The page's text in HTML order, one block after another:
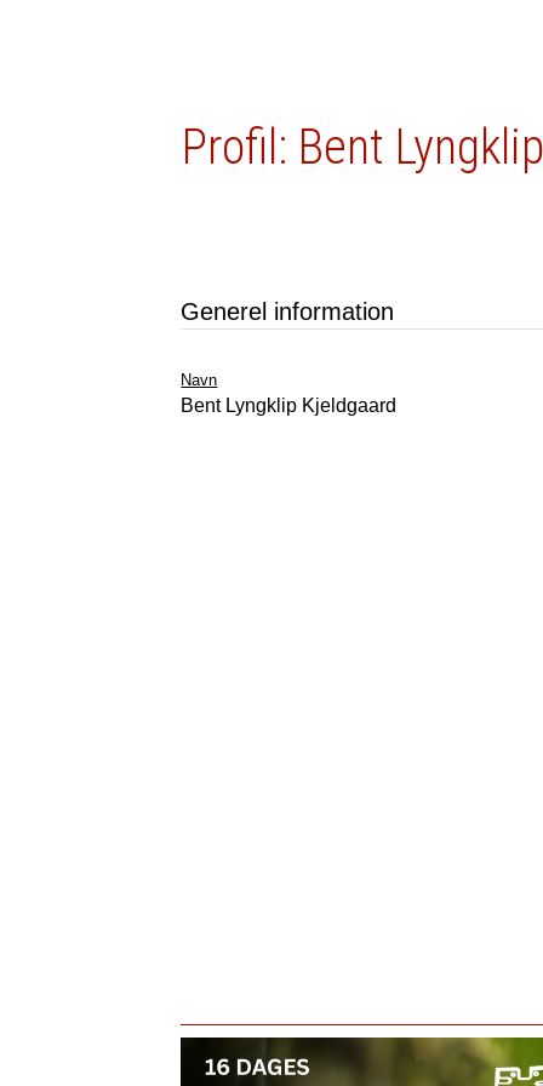
Profil: Bent
Generel information
Navn
Bent Lyngklip Kjeldgaard